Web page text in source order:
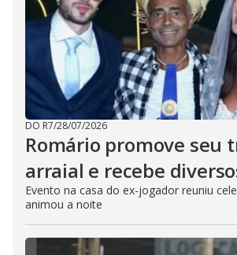
DO R7/28/07/2026
Romário promove seu
arraial e recebe
Evento na casa do ex-jogador reuniu
animou a noite